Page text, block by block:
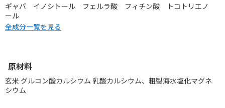
ギャバ イノシトール フェルラ酸 フィチン酸 トコトリエノ
ール
全成分一覧を見る
原材料
玄米 グルコン酸カルシウム 乳酸カルシウム、粗製海水塩化マグネ
シウム